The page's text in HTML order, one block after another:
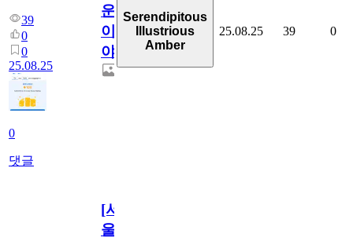
39
0
0
25.08.25
0
댓글
운
이
야!
Serendipitous
Illustrious
Amber
25.08.25 39 0
[서
울/